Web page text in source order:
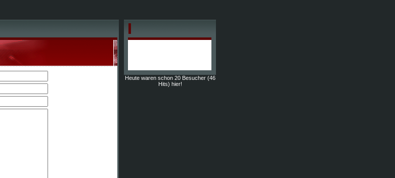
Heute waren schon 20 Besucher (46
Hits) hier!